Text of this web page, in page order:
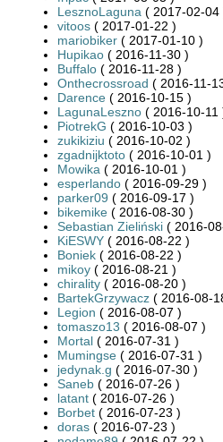
LesznoLaguna ( 2017-02-04
vitoos ( 2017-01-22 )
mariobiker ( 2017-01-10 )
Hupikao ( 2016-11-30 )
Buffalo ( 2016-11-28 )
Onthecrossroad ( 2016-11-
Darence ( 2016-10-15 )
LagunaLeszno ( 2016-10-11
PiotrekG ( 2016-10-03 )
zukikiziu ( 2016-10-02 )
zgadnijktoto ( 2016-10-01 )
Mowika ( 2016-10-01 )
esperlando ( 2016-09-29 )
parker09 ( 2016-09-17 )
bikemike ( 2016-08-30 )
Sebastian Zieliński ( 2016-
KiESWY ( 2016-08-22 )
Boniek ( 2016-08-22 )
mikoy ( 2016-08-21 )
chirality ( 2016-08-20 )
BartekGrzywacz ( 2016-08-
Legion ( 2016-08-07 )
tomaszo13 ( 2016-08-07 )
Mortal ( 2016-07-31 )
Mumingse ( 2016-07-31 )
jedynak.g ( 2016-07-30 )
Saneb ( 2016-07-26 )
latant ( 2016-07-26 )
Borbet ( 2016-07-23 )
doras ( 2016-07-23 )